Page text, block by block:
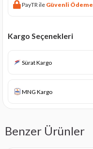
PayTR ile Güvenli Ödeme
Kargo Seçenekleri
Sürat Kargo
MNG Kargo
Benzer Ürünler